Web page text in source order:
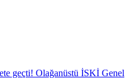
geçti! Olağanüstü İSKİ Genel